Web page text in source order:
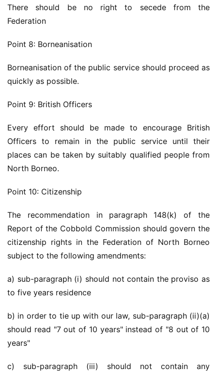
There should be no right to secede from the
Federation
Point 8: Borneanisation
Borneanisation of the public service should proceed as
quickly as possible.
Point 9: British Officers
Every effort should be made to encourage British
Officers to remain in the public service until their
places can be taken by suitably qualified people from
North Borneo.
Point 10: Citizenship
The recommendation in paragraph 148(k) of the
Report of the Cobbold Commission should govern the
citizenship rights in the Federation of North Borneo
subject to the following amendments:
a) sub-paragraph (i) should not contain the proviso as
to five years residence
b) in order to tie up with our law, sub-paragraph (ii)(a)
should read "7 out of 10 years" instead of "8 out of 10
years"
c) sub-paragraph (iii) should not contain any